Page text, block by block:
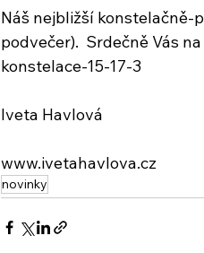
Náš nejbližší konstelačně-
podvečer).  Srdečně Vás
konstelace-15-17-3
Iveta Havlová
www.ivetahavlova.cz
novinky